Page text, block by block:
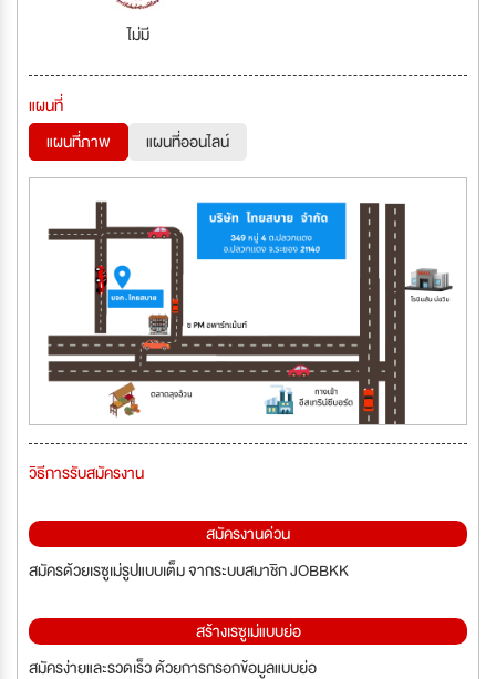
ไม่มี
แผนที่
แผนที่ภาพ
แผนที่ออนไลน์
วิธีการรับสมัครงาน
สมัครงานด่วน
สมัครด้วยเรซูเม่รูปแบบเต็ม จากระบบสมาชิก JOBBKK
สร้างเรซูเม่แบบย่อ
สมัครง่ายและรวดเร็ว ด้วยการกรอกข้อมูลแบบย่อ